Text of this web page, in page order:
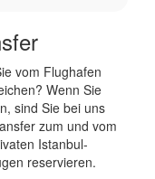
vom Flughafen
Wenn Sie
sind Sie bei uns
zum und vom
Istanbul-
reservieren.